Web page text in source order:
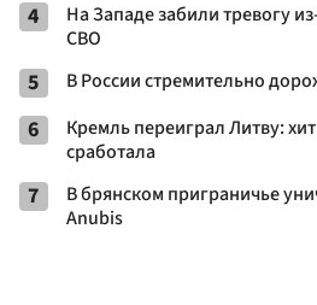
4
На Западе забили тревогу
СВО
5 В России стремительно
6
Кремль переиграл Литву:
сработала
7
В брянском приграничье
Anubis